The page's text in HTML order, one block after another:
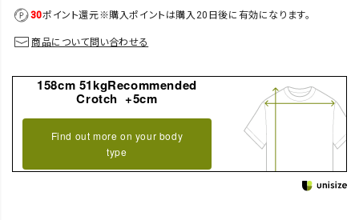
30ポイント還元※購入ポイントは購入20日後に有効になります。
商品について問い合わせる
158cm 51kgRecommended
Crotch +5cm
Find out more on your body
type